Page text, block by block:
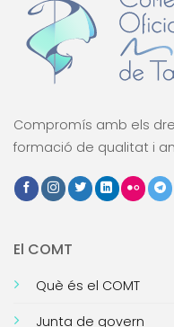
Compromís amb els
formació de qualitat i
El COMT
Què és el COMT
Junta de govern